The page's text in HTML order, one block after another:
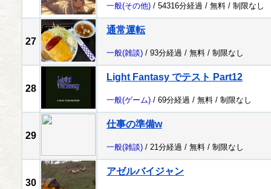
一般(その他) / 54316分経過 / 無料 / 制限なし
27
通常運転
一般(雑談) / 93分経過 / 無料 / 制限なし
28
Light Fantasy でテスト Part12
一般(ゲーム) / 69分経過 / 無料 / 制限なし
29
仕事の準備w
一般(雑談) / 21分経過 / 無料 / 制限なし
30
アゼルバイジャン